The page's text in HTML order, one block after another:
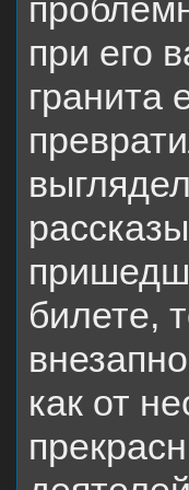
при его
гранита
билете,
как от